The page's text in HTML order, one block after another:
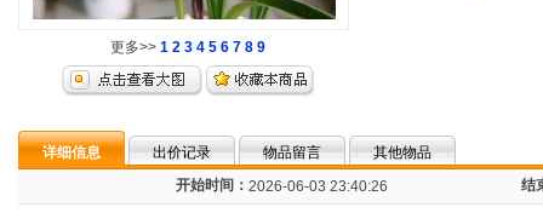
更多>> 1 2 3 4 5 6 7 8 9
详细信息 出价记录 物品留言
其他物品
开始时间： 2026-06-03 23:40:26 结